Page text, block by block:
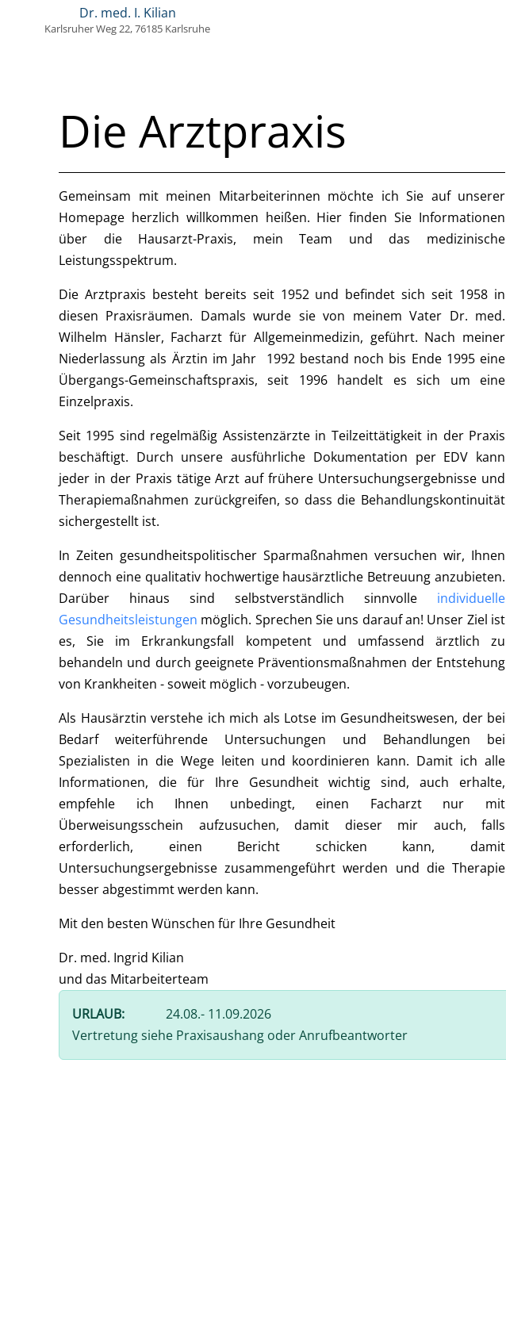
Dr. med. I. Kilian
Karlsruher Weg 22, 76185 Karlsruhe
Die Arztpraxis
Gemeinsam mit meinen Mitarbeiterinnen möchte ich Sie auf unserer
Homepage herzlich willkommen heißen. Hier finden Sie Informationen
über die Hausarzt-Praxis, mein Team und das medizinische
Leistungsspektrum.
Die Arztpraxis besteht bereits seit 1952 und befindet sich seit 1958 in
diesen Praxisräumen. Damals wurde sie von meinem Vater Dr. med.
Wilhelm Hänsler, Facharzt für Allgemeinmedizin, geführt. Nach meiner
Niederlassung als Ärztin im Jahr 1992 bestand noch bis Ende 1995 eine
Übergangs-Gemeinschaftspraxis, seit 1996 handelt es sich um eine
Einzelpraxis.
Seit 1995 sind regelmäßig Assistenzärzte in Teilzeittätigkeit in der Praxis
beschäftigt. Durch unsere ausführliche Dokumentation per EDV kann
jeder in der Praxis tätige Arzt auf frühere Untersuchungsergebnisse und
Therapiemaßnahmen zurückgreifen, so dass die Behandlungskontinuität
sichergestellt ist.
In Zeiten gesundheitspolitischer Sparmaßnahmen versuchen wir, Ihnen
dennoch eine qualitativ hochwertige hausärztliche Betreuung anzubieten.
Darüber hinaus sind selbstverständlich sinnvolle
individuelle
Gesundheitsleistungen möglich. Sprechen Sie uns darauf an! Unser Ziel ist
es, Sie im Erkrankungsfall kompetent und umfassend ärztlich zu
behandeln und durch geeignete Präventionsmaßnahmen der Entstehung
von Krankheiten - soweit möglich - vorzubeugen.
Als Hausärztin verstehe ich mich als Lotse im Gesundheitswesen, der bei
Bedarf weiterführende Untersuchungen und Behandlungen bei
Spezialisten in die Wege leiten und koordinieren kann. Damit ich alle
Informationen, die für Ihre Gesundheit wichtig sind, auch erhalte,
empfehle ich Ihnen unbedingt, einen Facharzt nur mit
Überweisungsschein aufzusuchen, damit dieser mir auch, falls
erforderlich, einen Bericht schicken kann, damit
Untersuchungsergebnisse zusammengeführt werden und die Therapie
besser abgestimmt werden kann.
Mit den besten Wünschen für Ihre Gesundheit
Dr. med. Ingrid Kilian
und das Mitarbeiterteam
URLAUB:
24.08.- 11.09.2026
Vertretung siehe Praxisaushang oder Anrufbeantworter